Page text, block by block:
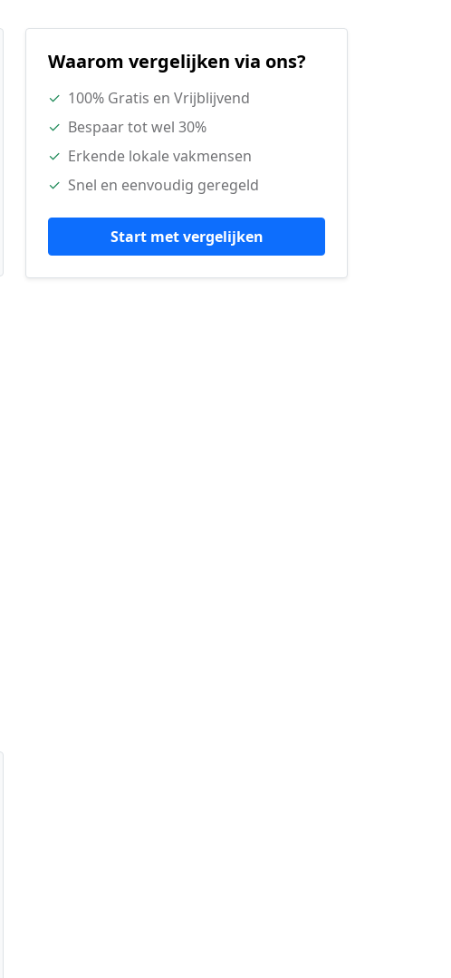
Waarom vergelijken via ons?
✓ 100% Gratis en Vrijblijvend
✓ Bespaar tot wel 30%
✓ Erkende lokale vakmensen
✓ Snel en eenvoudig geregeld
Start met vergelijken